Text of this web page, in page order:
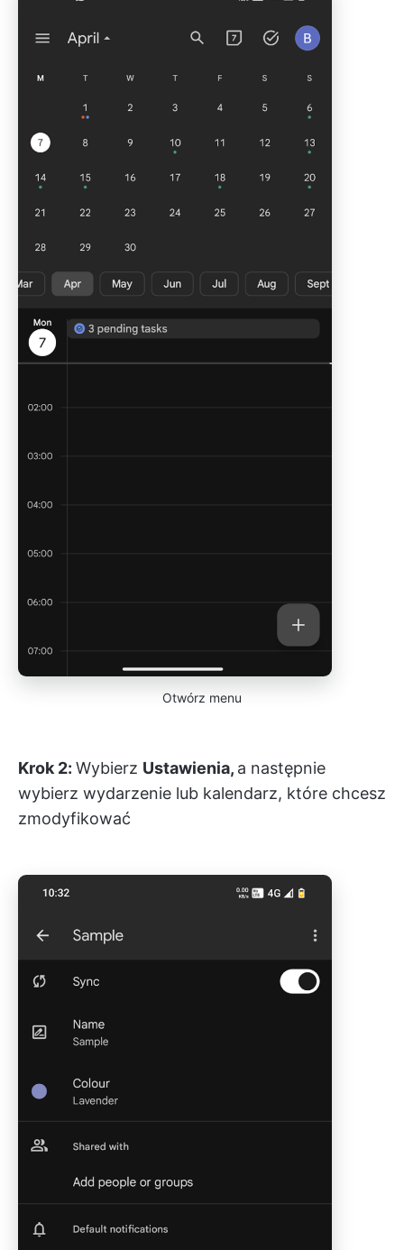
Otwórz menu
Krok 2: Wybierz Ustawienia, a następnie
wybierz wydarzenie lub kalendarz, które chcesz
zmodyfikować